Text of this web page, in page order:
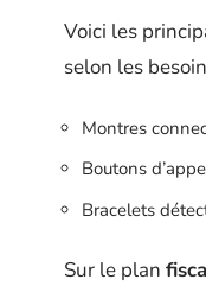
Voici les
selon les
Montres
Boutons
Bracelets
Sur le plan